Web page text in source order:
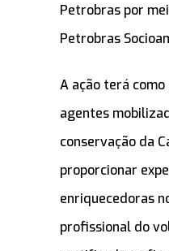
Petrobras por
Petrobras
A ação terá
agentes
conservação da
proporcionar
enriquecedoras
profissional do